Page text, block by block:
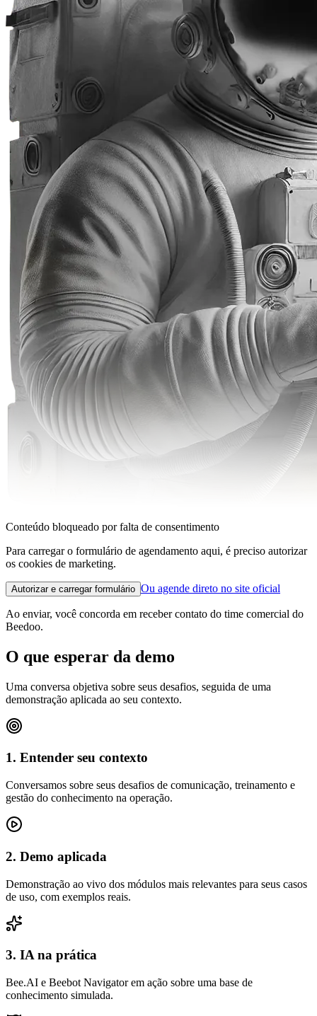
Conteúdo bloqueado por falta de consentimento
Para carregar o formulário de agendamento aqui, é preciso autorizar
os cookies de marketing.
Autorizar e carregar formulário Ou agende direto no site oficial
Ao enviar, você concorda em receber contato do time comercial do
Beedoo.
O que esperar da demo
Uma conversa objetiva sobre seus desafios, seguida de uma
demonstração aplicada ao seu contexto.
1. Entender seu contexto
Conversamos sobre seus desafios de comunicação, treinamento e
gestão do conhecimento na operação.
2. Demo aplicada
Demonstração ao vivo dos módulos mais relevantes para seus casos
de uso, com exemplos reais.
3. IA na prática
Bee.AI e Beebot Navigator em ação sobre uma base de
conhecimento simulada.